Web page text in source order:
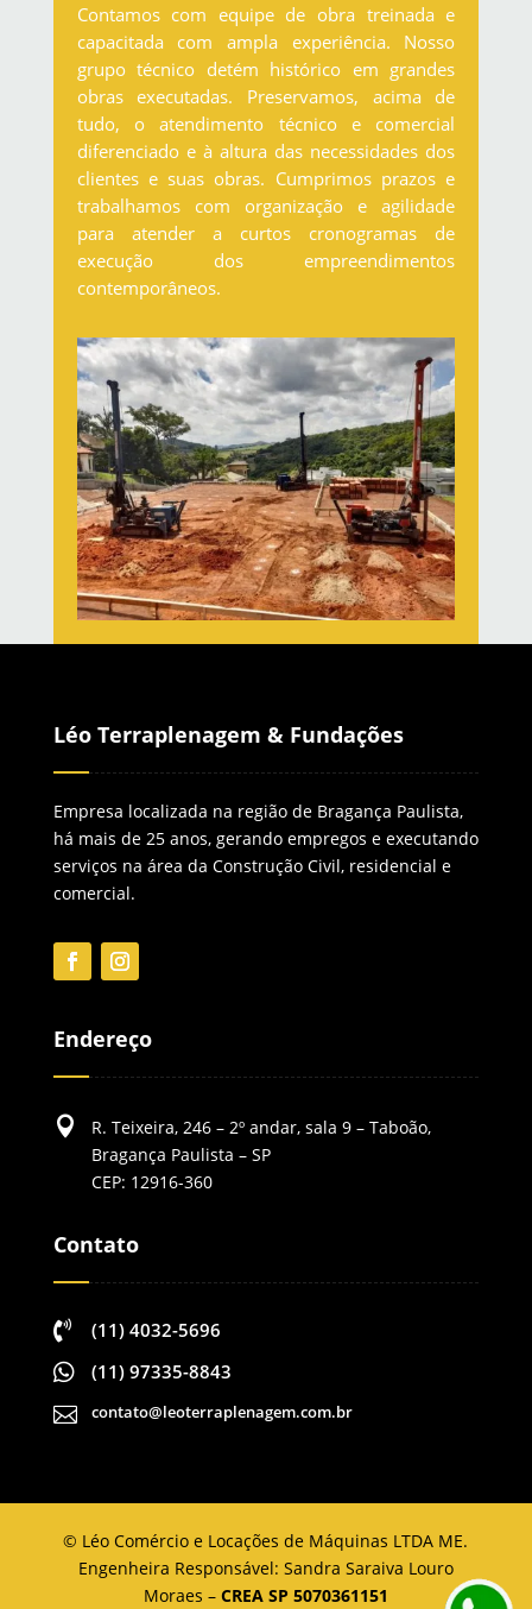
Contamos com equipe de obra treinada e
capacitada com ampla experiência. Nosso
grupo técnico detém histórico em grandes
obras executadas. Preservamos, acima de
tudo, o atendimento técnico e comercial
diferenciado e à altura das necessidades dos
clientes e suas obras. Cumprimos prazos e
trabalhamos com organização e agilidade
para atender a curtos cronogramas de
execução dos empreendimentos
contemporâneos.
Léo Terraplenagem & Fundações
Empresa localizada na região de Bragança Paulista,
há mais de 25 anos, gerando empregos e executando
serviços na área da Construção Civil, residencial e
comercial.
Endereço

R. Teixeira, 246 – 2º andar, sala 9 – Taboão,
Bragança Paulista – SP
CEP: 12916-360
Contato
 (11) 4032-5696

(11) 97335-8843

contato@leoterraplenagem.com.br
© Léo Comércio e Locações de Máquinas LTDA ME.
Engenheira Responsável: Sandra Saraiva Louro
Moraes – CREA SP 5070361151